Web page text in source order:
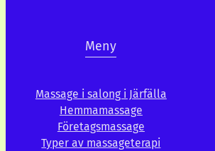
Meny
Massage i salong i Järfälla
Hemmamassage
Företagsmassage
Typer av massageterapi